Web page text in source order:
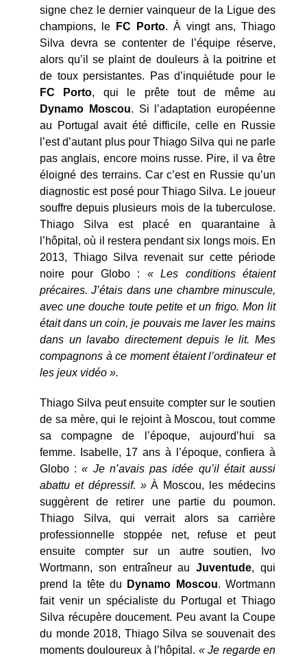
signe chez le dernier vainqueur de la Ligue des
champions, le
FC Porto. À vingt ans, Thiago
Silva devra se contenter de l’équipe réserve,
alors qu’il se plaint de douleurs à la poitrine et
de toux persistantes. Pas d’inquiétude pour le
FC Porto, qui le prête tout de même au
Dynamo
Moscou. Si l’adaptation européenne
au Portugal avait été difficile, celle en Russie
l’est d’autant plus pour Thiago Silva qui ne parle
pas anglais, encore moins russe. Pire, il va être
éloigné des terrains. Car c’est en Russie qu’un
diagnostic est posé pour Thiago Silva. Le joueur
souffre depuis plusieurs mois de la tuberculose.
Thiago Silva est placé en quarantaine à
l’hôpital, où il restera pendant six longs mois. En
2013, Thiago Silva revenait sur cette période
noire pour Globo : « Les conditions étaient
précaires. J’étais dans une chambre minuscule,
avec une douche toute petite et un frigo. Mon lit
était dans un coin, je pouvais me laver les mains
dans un lavabo directement depuis le lit. Mes
compagnons à ce moment étaient l’ordinateur et
les jeux vidéo ».
Thiago Silva peut ensuite compter sur le soutien
de sa mère, qui le rejoint à Moscou, tout comme
sa compagne de l’époque, aujourd’hui sa
femme. Isabelle, 17 ans à l’époque, confiera à
Globo :« Je n’avais pas idée qu’il était aussi
abattu et dépressif. »À Moscou, les médecins
suggèrent de retirer une partie du poumon.
Thiago Silva, qui verrait alors sa carrière
professionnelle stoppée net, refuse et peut
ensuite compter sur un autre soutien, Ivo
Wortmann, son entraîneur auJuventude, qui
prend la tête du
Dynamo Moscou. Wortmann
fait venir un spécialiste du Portugal et Thiago
Silva récupère doucement. Peu avant la Coupe
du monde 2018, Thiago Silva se souvenait des
moments douloureux à l’hôpital. « Je regarde en